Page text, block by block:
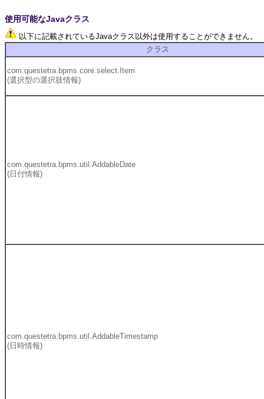
使用可能なJavaクラス
以下に記載されているJavaクラス以外は使用することができません。
クラス
com.questetra.bpms.core.select.Item
(選択型の選択肢情報)
com.questetra.bpms.util.AddableDate
(日付情報)
com.questetra.bpms.util.AddableTimestamp
(日時情報)